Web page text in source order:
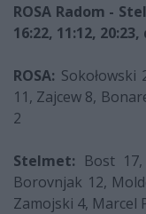
ROSA Radom -
16:22, 11:12,
ROSA:
11, Zajcew 8,
2
Stelmet: Bost
Borovnjak 12,
Zamojski 4, Marcel